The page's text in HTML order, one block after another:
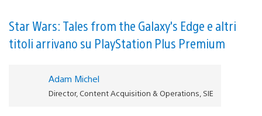
Star Wars: Tales from the Galaxy's Edge e altri
titoli arrivano su PlayStation Plus Premium
Adam Michel
Director, Content Acquisition & Operations, SIE